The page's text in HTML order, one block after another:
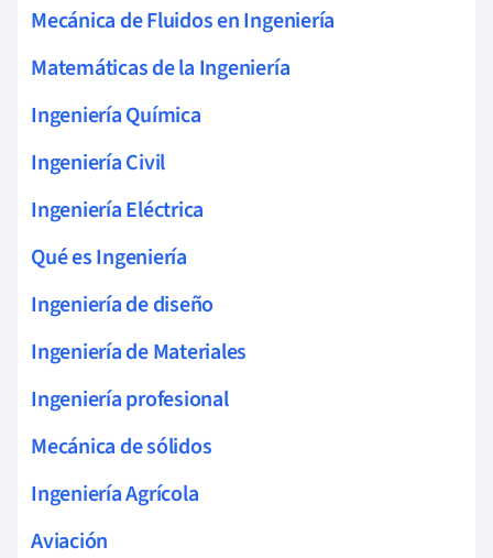
Mecánica de Fluidos en Ingeniería
Matemáticas de la Ingeniería
Ingeniería Química
Ingeniería Civil
Ingeniería Eléctrica
Qué es Ingeniería
Ingeniería de diseño
Ingeniería de Materiales
Ingeniería profesional
Mecánica de sólidos
Ingeniería Agrícola
Aviación